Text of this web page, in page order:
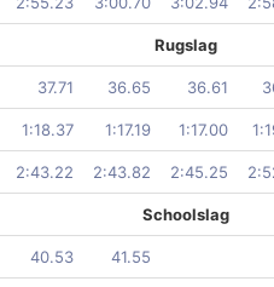
Rugslag
37.71 36.65 36.61
1:18.37 1:17.19 1:17.00
2:43.22 2:43.82 2:45.25
Schoolslag
40.53 41.55